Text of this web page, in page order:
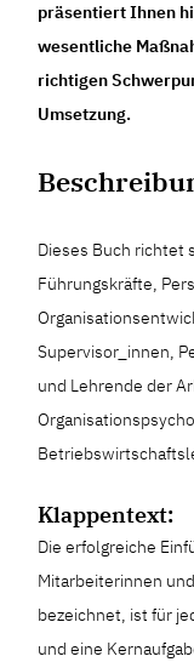
präsentiert Ihnen
wesentliche
richtigen
Umsetzung.
Dieses Buch richtet
Führungskräfte,
Supervisor_innen,
und Lehrende der
Klappentext:
Die erfolgreiche
Mitarbeiterinnen
bezeichnet, ist für
und eine